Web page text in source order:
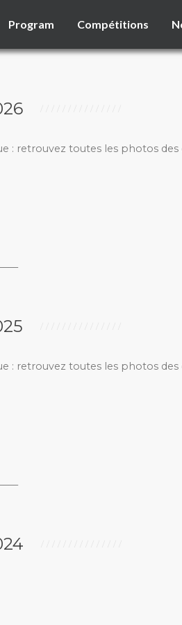
Program Compétitions
: retrouvez toutes les photos
: retrouvez toutes les photos